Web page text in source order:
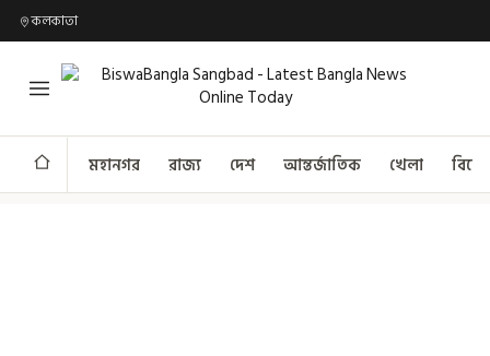
কলকাতা
মহানগর রাজ্য দেশ আন্তর্জাতিক খেলা